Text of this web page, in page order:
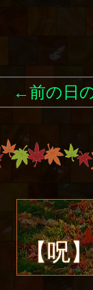
←前の日
【呪